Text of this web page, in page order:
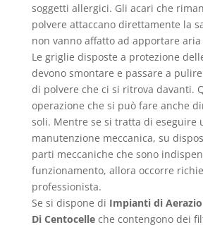
soggetti allergici. Gli acari che
polvere attaccano direttamente la
non vanno affatto ad apportare
Le griglie disposte a protezione
devono smontare e passare a
di polvere che ci si ritrova davanti.
operazione che si può fare anche
soli. Mentre se si tratta di eseguire
manutenzione meccanica, su
parti meccaniche che sono
funzionamento, allora occorre
professionista.
Se si dispone di Impianti di
Di Centocelleche contengono dei